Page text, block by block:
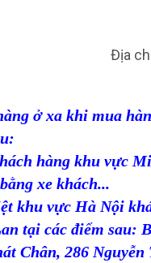
Địa
ở xa khi mua
hàng khu vực
xe khách...
khu vực Hà Nội
tại các điểm sau:
Chân, 286 Nguyễn